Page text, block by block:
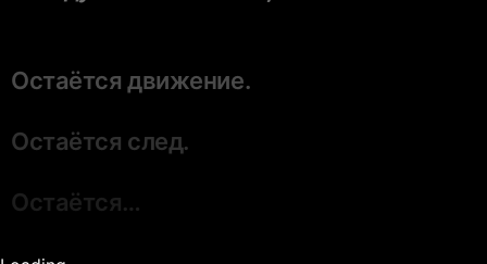
Остаётся движение.
Остаётся след.
Остаётся…